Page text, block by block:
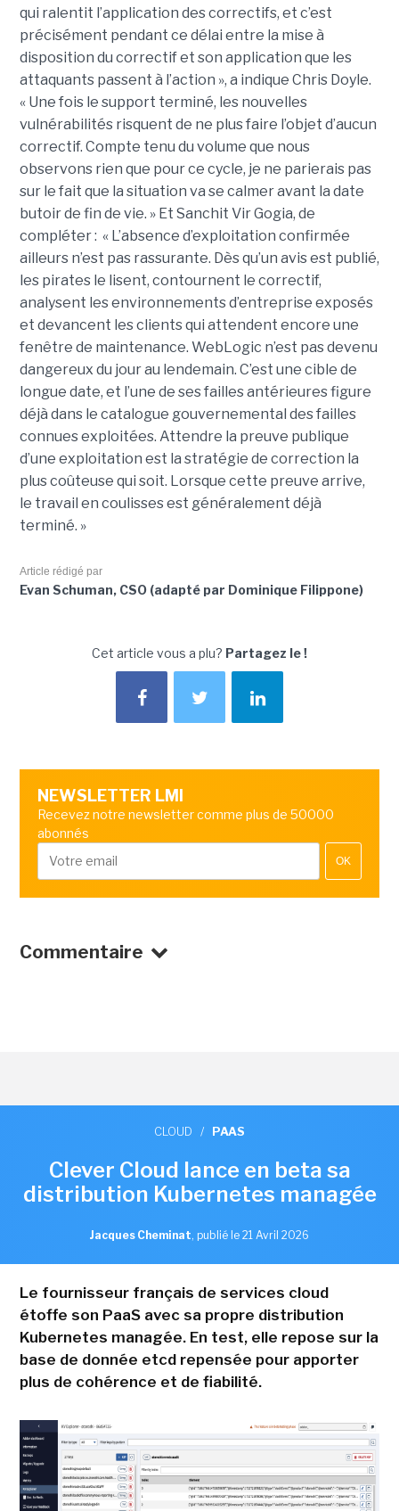
qui ralentit l’application des correctifs, et c’est
précisément pendant ce délai entre la mise à
disposition du correctif et son application que les
attaquants passent à l’action », a indique Chris Doyle.
« Une fois le support terminé, les nouvelles
vulnérabilités risquent de ne plus faire l’objet d’aucun
correctif. Compte tenu du volume que nous
observons rien que pour ce cycle, je ne parierais pas
sur le fait que la situation va se calmer avant la date
butoir de fin de vie. » Et Sanchit Vir Gogia, de
compléter : « L’absence d’exploitation confirmée
ailleurs n’est pas rassurante. Dès qu’un avis est publié,
les pirates le lisent, contournent le correctif,
analysent les environnements d’entreprise exposés
et devancent les clients qui attendent encore une
fenêtre de maintenance. WebLogic n’est pas devenu
dangereux du jour au lendemain. C’est une cible de
longue date, et l’une de ses failles antérieures figure
déjà dans le catalogue gouvernemental des failles
connues exploitées. Attendre la preuve publique
d’une exploitation est la stratégie de correction la
plus coûteuse qui soit. Lorsque cette preuve arrive,
le travail en coulisses est généralement déjà
terminé. »
Article rédigé par
Evan Schuman, CSO (adapté par Dominique Filippone)
Cet article vous a plu? Partagez le !
NEWSLETTER LMI
Recevez notre newsletter comme plus de 50000
abonnés
OK
Commentaire
CLOUD / PAAS
Clever Cloud lance en beta sa
distribution Kubernetes managée
Jacques Cheminat, publié le 21 Avril 2026
Le fournisseur français de services cloud
étoffe son PaaS avec sa propre distribution
Kubernetes managée. En test, elle repose sur la
base de donnée etcd repensée pour apporter
plus de cohérence et de fiabilité.